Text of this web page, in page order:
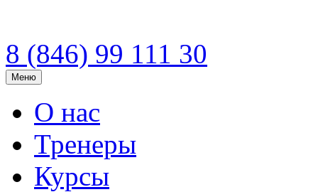
8 (846) 99 111 30
Меню
О нас
Тренеры
Курсы